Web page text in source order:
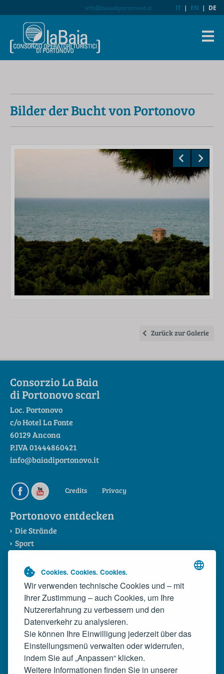
Cookies. Cookies. Cookies.
Wir verwenden technische Cookies und – mit
Ihrer Zustimmung – auch Cookies, um Ihre
Nutzererfahrung zu verbessern und den
Datenverkehr zu analysieren.
Sie können Ihre Einwilligung jederzeit über das
Einstellungsmenü verwalten oder widerrufen,
indem Sie auf „Anpassen“ klicken.
Weitere Informationen finden Sie in unserer
info@baiadiportonovo.it IT | EN | DE
Bilder der Bucht von Portonovo
Zurück zur Galerie
Consorzio La Baia
di Portonovo scarl
Loc. Portonovo
c/o Hotel La Fonte
60129 Ancona
P.IVA 01444860421
info@baiadiportonovo.it
Credits Privacy
Portonovo entdecken
Die Strände
Sport
Die Riviera del Conero
Das Konsortium
News
Anreise
Spezialitäten
Die Spezialitäten der Bucht
Die wilde Miesmuschel